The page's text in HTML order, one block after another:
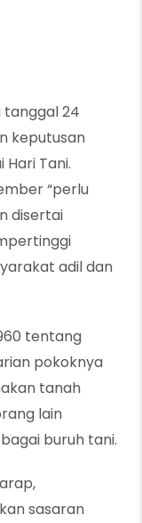
tanggal 24
keputusan
Hari Tani.
“perlu
disertai
adil dan
tentang
pokoknya
tanah
lain
buruh tani.
sasaran